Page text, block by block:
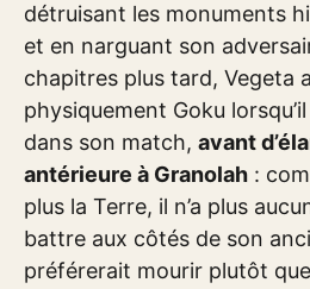
détruisant les monuments
et en narguant son
chapitres plus tard, Vegeta
physiquement Goku
dans son match, avant
antérieure à Granolah :
plus la Terre, il n’a plus
battre aux côtés de son
préférerait mourir plutôt